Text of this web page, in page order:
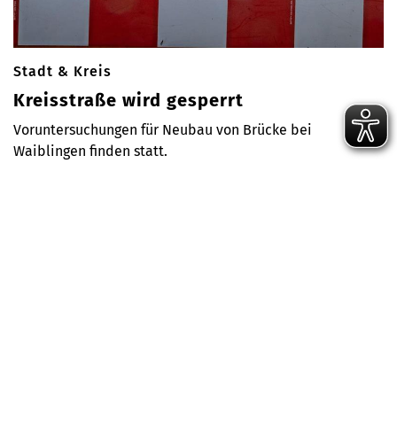
Stadt & Kreis
Kreisstraße wird gesperrt
Voruntersuchungen für Neubau von Brücke bei
Waiblingen finden statt.